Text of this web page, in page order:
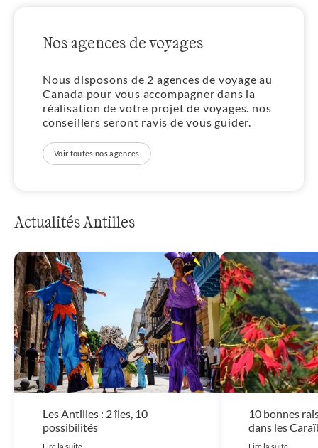
Nos agences de voyages
Nous disposons de 2 agences de voyage au
Canada pour vous accompagner dans la
réalisation de votre projet de voyages. nos
conseillers seront ravis de vous guider.
Voir toutes nos agences
Actualités Antilles
Les Antilles : 2 îles, 10
possibilités
10 bonnes
dans les